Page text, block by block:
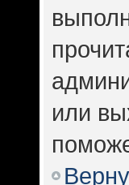
или